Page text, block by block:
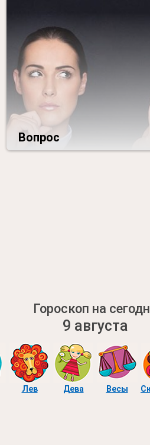
Вопрос
Гороскоп на
9 августа
Лев Дева Весы